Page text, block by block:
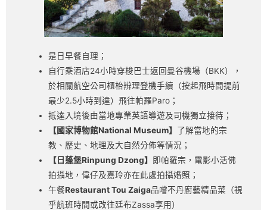
是日早餐自理；
自行乘酒店24小時穿梭巴士返回曼谷機場（BKK），
於相關航空公司櫃枱辨理登機手續（按起飛時間提前
最少2.5小時到達）飛往帕羅Paro；
抵達入境後由當地專業英語導遊及司機獨立接待；
【國家博物館National Museum】 了解當地的宗
教、歷史、地理及大自然分佈等情況；
【日蓬堡Rinpung Dzong】 即帕羅宗，電影小活佛
拍攝地，偉仔及嘉玲亦在此處拍攝婚照；
午餐Restaurant Tou Zaiga品嚐不丹廚藝精品菜（視
乎航班時間或改往廷布Zassa享用）